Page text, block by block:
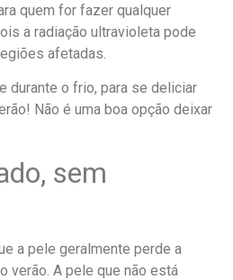
quem for fazer qualquer
a radiação ultravioleta pode
afetadas.
durante o frio, para se deliciar
Não é uma boa opção deixar
sem
a pele geralmente perde a
verão. A pele que não está